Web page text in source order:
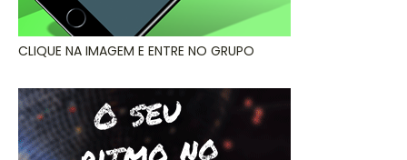
CLIQUE NA IMAGEM E ENTRE NO GRUPO